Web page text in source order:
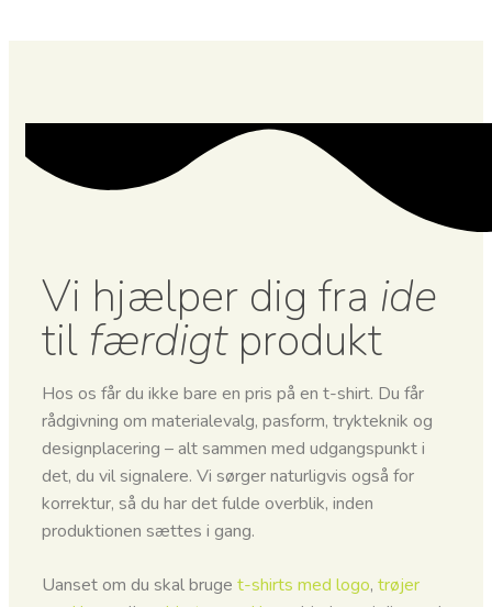
Vi hjælper dig fra ide
til færdigt produkt
Hos os får du ikke bare en pris på en t-shirt. Du får
rådgivning om materialevalg, pasform, trykteknik og
designplacering – alt sammen med udgangspunkt i
det, du vil signalere. Vi sørger naturligvis også for
korrektur, så du har det fulde overblik, inden
produktionen sættes i gang.
Uanset om du skal bruge t-shirts med logo, trøjer